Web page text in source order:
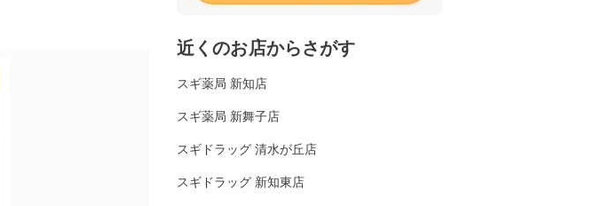
近くのお店からさがす
スギ薬局 新知店
スギ薬局 新舞子店
スギドラッグ 清水が丘店
スギドラッグ 新知東店